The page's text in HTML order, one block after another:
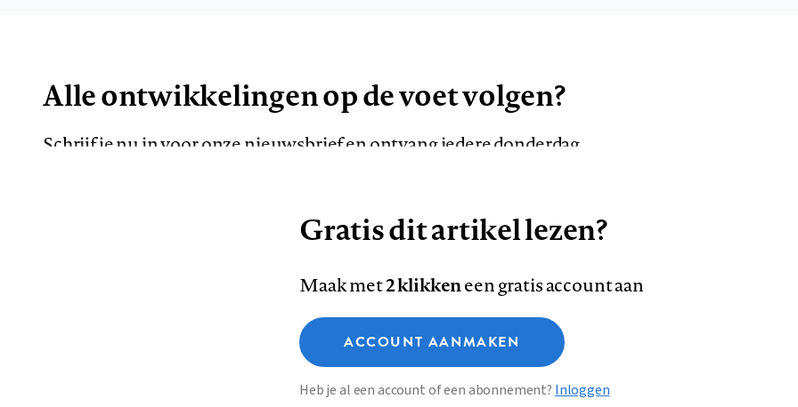
Alle ontwikkelingen op de voet volgen?
Schrijf je nu in voor onze nieuwsbrief en ontvang iedere donderdag
AANMELDEN
Colofon Disclaimer Privacy About us
Deze site gebruikt cookies
Functionele cookies
Analytische cookies
Gratis dit artikel lezen?
Maak met2 klikkeneen gratis account aan
ACCOUNT AANMAKEN
Heb je al een account of een abonnement? Inloggen